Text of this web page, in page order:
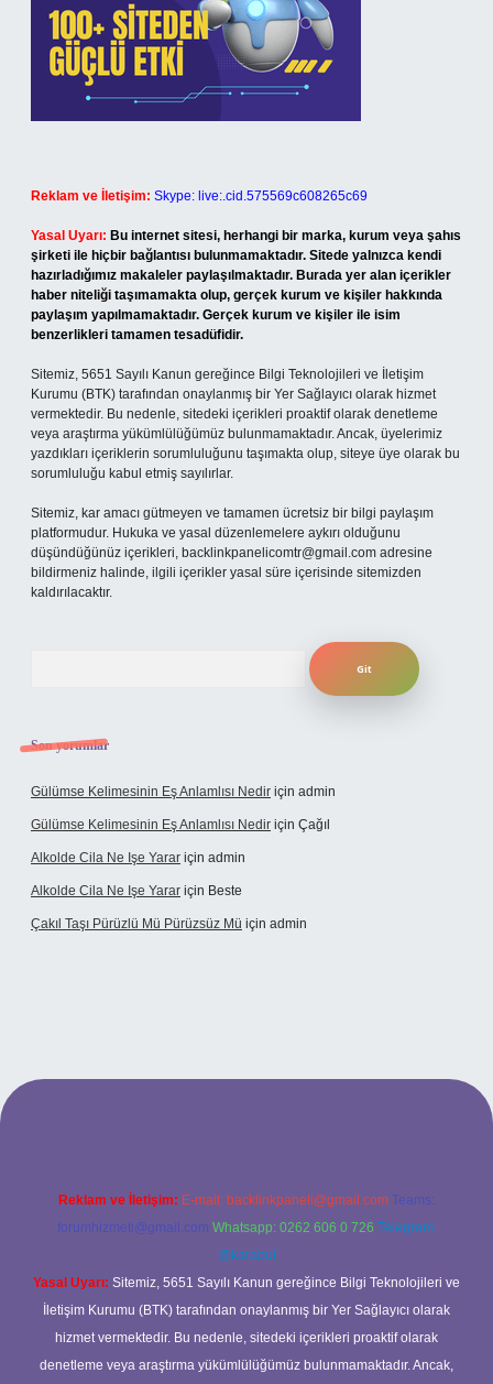
Reklam ve İletişim: Skype: live:.cid.575569c608265c69
Yasal Uyarı: Bu internet sitesi, herhangi bir marka, kurum veya şahıs
şirketi ile hiçbir bağlantısı bulunmamaktadır. Sitede yalnızca kendi
hazırladığımız makaleler paylaşılmaktadır. Burada yer alan içerikler
haber niteliği taşımamakta olup, gerçek kurum ve kişiler hakkında
paylaşım yapılmamaktadır. Gerçek kurum ve kişiler ile isim
benzerlikleri tamamen tesadüfidir.
Sitemiz, 5651 Sayılı Kanun gereğince Bilgi Teknolojileri ve İletişim
Kurumu (BTK) tarafından onaylanmış bir Yer Sağlayıcı olarak hizmet
vermektedir. Bu nedenle, sitedeki içerikleri proaktif olarak denetleme
veya araştırma yükümlülüğümüz bulunmamaktadır. Ancak, üyelerimiz
yazdıkları içeriklerin sorumluluğunu taşımakta olup, siteye üye olarak bu
sorumluluğu kabul etmiş sayılırlar.
Sitemiz, kar amacı gütmeyen ve tamamen ücretsiz bir bilgi paylaşım
platformudur. Hukuka ve yasal düzenlemelere aykırı olduğunu
düşündüğünüz içerikleri, backlinkpanelicomtr@gmail.com adresine
bildirmeniz halinde, ilgili içerikler yasal süre içerisinde sitemizden
kaldırılacaktır.
Son yorumlar
Gülümse Kelimesinin Eş Anlamlısı Nedir için admin
Gülümse Kelimesinin Eş Anlamlısı Nedir için Çağıl
Alkolde Cila Ne Işe Yarar için admin
Alkolde Cila Ne Işe Yarar için Beste
Çakıl Taşı Pürüzlü Mü Pürüzsüz Mü için admin
Reklam ve İletişim: E-mail: backlinkpaneli@gmail.com Teams:
forumhizmeti@gmail.com Whatsapp: 0262 606 0 726 Telegram:
@karabul
Yasal Uyarı: Sitemiz, 5651 Sayılı Kanun gereğince Bilgi Teknolojileri ve
İletişim Kurumu (BTK) tarafından onaylanmış bir Yer Sağlayıcı olarak
hizmet vermektedir. Bu nedenle, sitedeki içerikleri proaktif olarak
denetleme veya araştırma yükümlülüğümüz bulunmamaktadır. Ancak,